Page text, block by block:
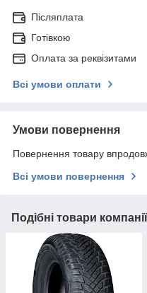
Післяплата
Готівкою
Оплата за реквізитами
Всі умови оплати
Умови повернення
Повернення товару
Всі умови повернення
Подібні товари компанії